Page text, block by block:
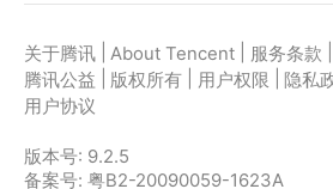
关于腾讯 About Tencent 服务条款
腾讯公益
版权所有 用户权限 隐私
用户协议
版本号: 9.2.5
备案号: 粤B2-20090059-1623A